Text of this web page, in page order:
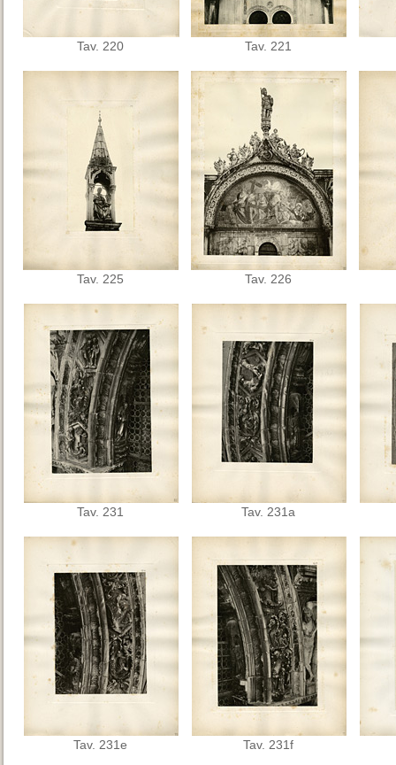
Tav. 220 Tav. 221
Tav. 225 Tav. 226
Tav. 231 Tav. 231a
Tav. 231e Tav. 231f